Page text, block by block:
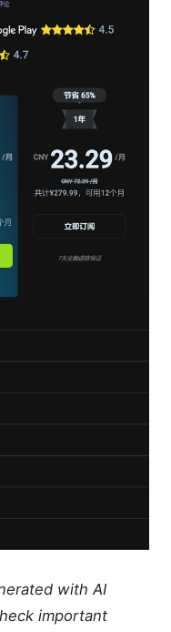
with AI
important